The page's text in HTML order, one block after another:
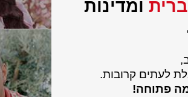
ומדינות
לעתים קרובות.
פתוחה!